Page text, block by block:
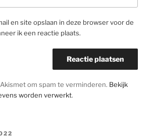
en site opslaan in deze browser voor de
ik een reactie plaats.
om spam te verminderen. Bekijk
worden verwerkt.